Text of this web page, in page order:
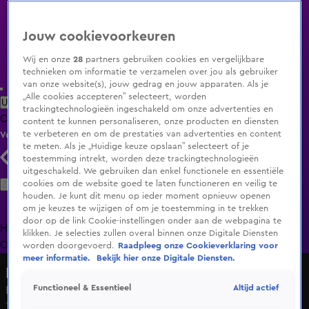
Uitzending Gemist Populaire programma's Zenders Genres
ClipsFilmsRadioSmart TV inlogShop
Volg KIJK
Zoeken
HomeUitzending Gemist Programma's De Bondgenoten
OranjezomerLivestreamsShop
Blind daten met Emese en Robert
17 okt 2021, 20:00
Jouw cookievoorkeuren
Wij en onze28 partners gebruiken cookies en vergelijkbare
technieken om informatie te verzamelen over jou als gebruiker
van onze website(s), jouw gedrag en jouw apparaten. Als je
„Alle cookies accepteren” selecteert, worden
trackingtechnologieën ingeschakeld om onze advertenties en
content te kunnen personaliseren, onze producten en diensten
te verbeteren en om de prestaties van advertenties en content
te meten. Als je „Huidige keuze opslaan” selecteert of je
toestemming intrekt, worden deze trackingtechnologieën
uitgeschakeld. We gebruiken dan enkel functionele en essentiële
cookies om de website goed te laten functioneren en veilig te
houden. Je kunt dit menu op ieder moment opnieuw openen
om je keuzes te wijzigen of om je toestemming in te trekken
door op de link Cookie-instellingen onder aan de webpagina te
klikken. Je selecties zullen overal binnen onze Digitale Diensten
worden doorgevoerd.
Raadpleeg onze Cookieverklaring voor
meer informatie.
Bekijk hier onze Digitale Diensten.
Functioneel & Essentieel Altijd actief